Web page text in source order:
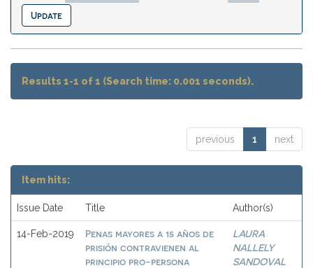
Results 1-1 of 1 (Search time: 0.001 seconds).
previous 1 next
Item hits:
Issue Date Title Author(s)
14-Feb-2019
Penas mayores a 15 años de
prisión contravienen al
principio pro-persona
LAURA
NALLELY
SANDOVAL